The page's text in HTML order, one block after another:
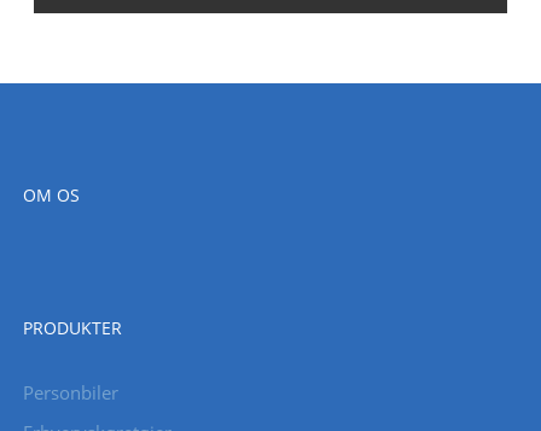
OM OS
PRODUKTER
Personbiler